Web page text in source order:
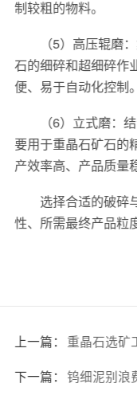
制较粗的物料。
（5）高压辊磨
石的细碎和超细碎作
便、易于自动化控制。
（6）立式磨：
要用于重晶石矿石的
产效率高、产品质量
选择合适的破碎
性、所需最终产品粒
上一篇： 重晶石选矿
下一篇： 钨细泥别浪